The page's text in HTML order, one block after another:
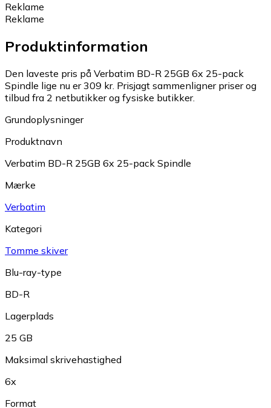
Reklame
Reklame
Produktinformation
Den laveste pris på Verbatim BD-R 25GB 6x 25-pack
Spindle lige nu er 309 kr. Prisjagt sammenligner priser og
tilbud fra 2 netbutikker og fysiske butikker.
Grundoplysninger
Produktnavn
Verbatim BD-R 25GB 6x 25-pack Spindle
Mærke
Verbatim
Kategori
Tomme skiver
Blu-ray-type
BD-R
Lagerplads
25 GB
Maksimal skrivehastighed
6x
Format